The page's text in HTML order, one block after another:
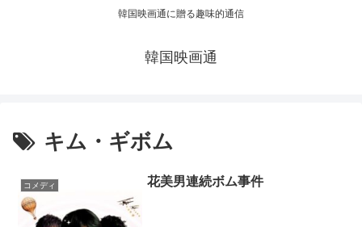
韓国映画通に贈る趣味的通信
韓国映画通
キム・ギボム
コメディ 花美男連続ボム事件